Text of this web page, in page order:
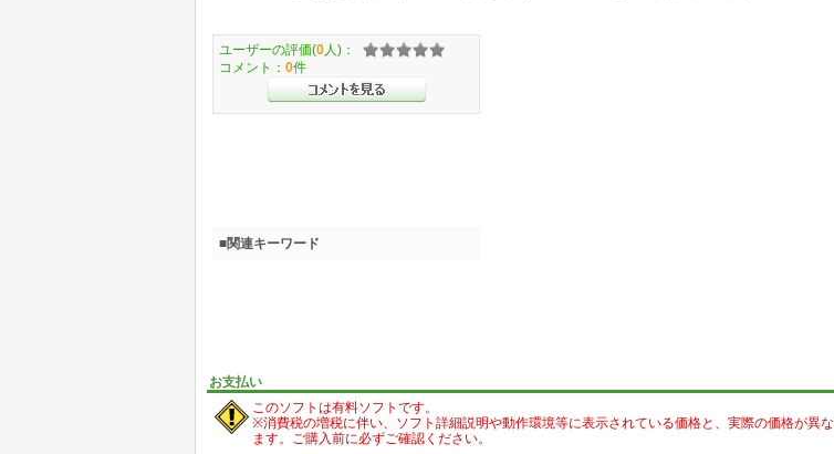
お支払い
このソフトは有料ソフトです。
※消費税の増税に伴い、ソフト詳細説明や動作環境等に表示されている価格と、実際の価格が異
ます。ご購入前に必ずご確認ください。
ユーザーの評価(0 人)：
コメント： 0件
■関連キーワード